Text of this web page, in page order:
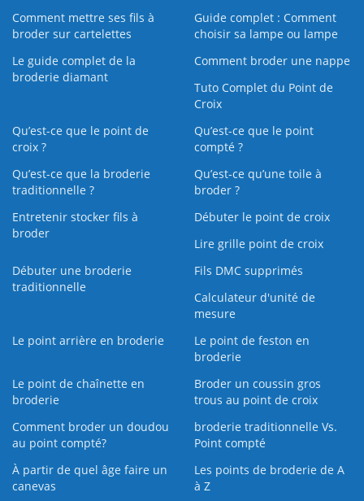
Comment mettre ses fils à
broder sur cartelettes
Guide complet : Comment
choisir sa lampe ou lampe
Le guide complet de la
broderie diamant
Comment broder une nappe
Tuto Complet du Point de
Croix
Qu’est-ce que le point de
croix ?
Qu’est-ce que le point
compté ?
Qu’est-ce que la broderie
traditionnelle ?
Qu’est‑ce qu’une toile à
broder ?
Entretenir stocker fils à
broder
Débuter le point de croix
Lire grille point de croix
Débuter une broderie
traditionnelle
Fils DMC supprimés
Calculateur d'unité de
mesure
Le point arrière en broderie
Le point de feston en
broderie
Le point de chaînette en
broderie
Broder un coussin gros
trous au point de croix
Comment broder un doudou
au point compté?
broderie traditionnelle Vs.
Point compté
À partir de quel âge faire un
canevas
Les points de broderie de A
à Z